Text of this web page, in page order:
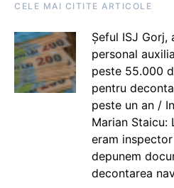
CELE MAI CITITE ARTICOLE
Șeful ISJ
personal
peste 55.000
pentru
peste un an /
Marian Staicu:
eram
depunem
decontarea